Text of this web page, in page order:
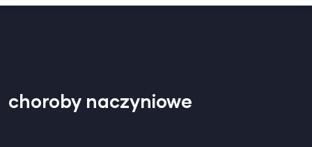
choroby naczyniowe